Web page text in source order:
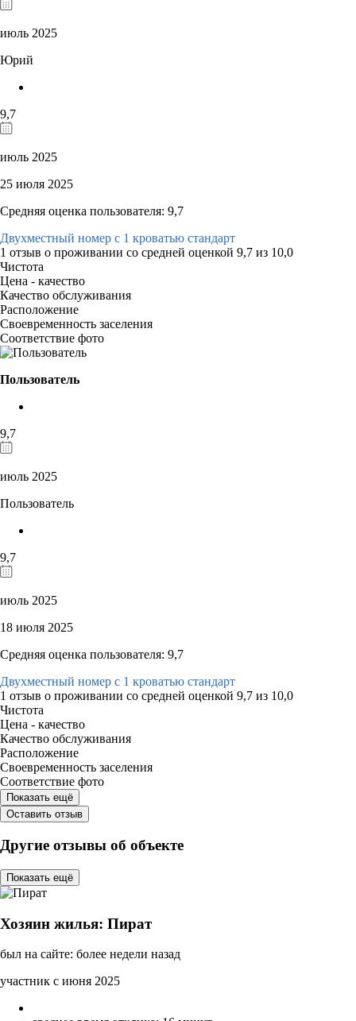
июль 2025
Юрий
9,7
июль 2025
25 июля 2025
Средняя оценка пользователя: 9,7
Двухместный номер с 1 кроватью стандарт
1 отзыв о проживании со средней оценкой 9,7 из 10,0
Чистота
Цена - качество
Качество обслуживания
Расположение
Своевременность заселения
Соответствие фото
Пользователь
9,7
июль 2025
Пользователь
9,7
июль 2025
18 июля 2025
Средняя оценка пользователя: 9,7
Двухместный номер с 1 кроватью стандарт
1 отзыв о проживании со средней оценкой 9,7 из 10,0
Чистота
Цена - качество
Качество обслуживания
Расположение
Своевременность заселения
Соответствие фото
Показать ещё
Оставить отзыв
Другие отзывы об объекте
Показать ещё
Хозяин жилья: Пират
был на сайте: более недели назад
участник с июня 2025